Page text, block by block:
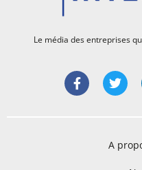
Le média des entreprises
A